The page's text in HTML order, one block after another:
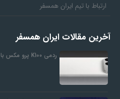
ارتباط با تیم ایران همسفر
آخرین مقالات ایران همسفر
ردمی K100 پرو مکس با باتری غول‌پیکر و شارژ بی‌سیم…